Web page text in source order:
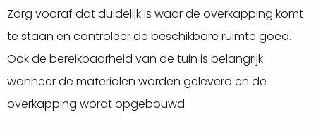
Zorg vooraf dat duidelijk is waar de overkapping komt
te staan en controleer de beschikbare ruimte goed.
Ook de bereikbaarheid van de tuin is belangrijk
wanneer de materialen worden geleverd en de
overkapping wordt opgebouwd.